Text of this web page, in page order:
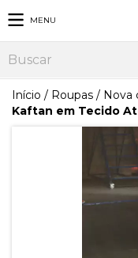
MENU
Início / Roupas / Nova
Kaftan em Tecido